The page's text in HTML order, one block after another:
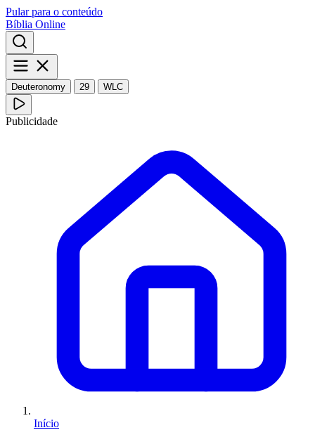
Pular para o conteúdo
Bíblia Online
Deuteronomy 29 WLC
Publicidade
Início